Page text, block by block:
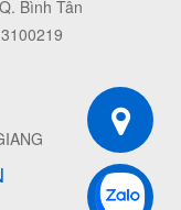
Bình Tân